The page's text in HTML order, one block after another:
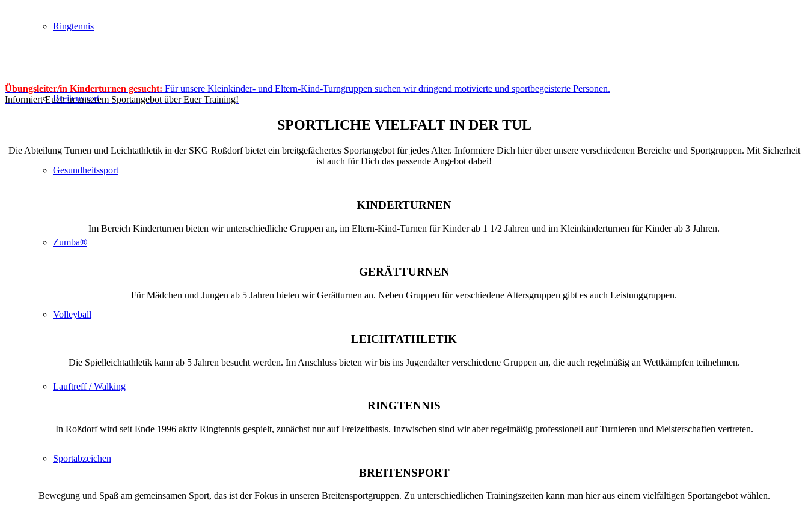
Ringtennis
Breitensport
Gesundheitssport
Zumba®
Volleyball
Lauftreff / Walking
Sportabzeichen
Übungsleiter/in Kinderturnen gesucht: Für unsere Kleinkinder- und Eltern-Kind-Turngruppen suchen wir dringend motivierte und sportbegeisterte Personen.
Informiert Euch in unserem Sportangebot über Euer Training!
SPORTLICHE VIELFALT IN DER TUL
Die Abteilung Turnen und Leichtathletik in der SKG Roßdorf bietet ein breitgefächertes Sportangebot für jedes Alter. Informiere Dich hier über unsere verschiedenen Bereiche und Sportgruppen. Mit Sicherheit
ist auch für Dich das passende Angebot dabei!
KINDERTURNEN
Im Bereich Kinderturnen bieten wir unterschiedliche Gruppen an, im Eltern-Kind-Turnen für Kinder ab 1 1/2 Jahren und im Kleinkinderturnen für Kinder ab 3 Jahren.
GERÄTTURNEN
Für Mädchen und Jungen ab 5 Jahren bieten wir Gerätturnen an. Neben Gruppen für verschiedene Altersgruppen gibt es auch Leistunggruppen.
LEICHTATHLETIK
Die Spielleichtathletik kann ab 5 Jahren besucht werden. Im Anschluss bieten wir bis ins Jugendalter verschiedene Gruppen an, die auch regelmäßig an Wettkämpfen teilnehmen.
RINGTENNIS
In Roßdorf wird seit Ende 1996 aktiv Ringtennis gespielt, zunächst nur auf Freizeitbasis. Inzwischen sind wir aber regelmäßig professionell auf Turnieren und Meisterschaften vertreten.
BREITENSPORT
Bewegung und Spaß am gemeinsamen Sport, das ist der Fokus in unseren Breitensportgruppen. Zu unterschiedlichen Trainingszeiten kann man hier aus einem vielfältigen Sportangebot wählen.